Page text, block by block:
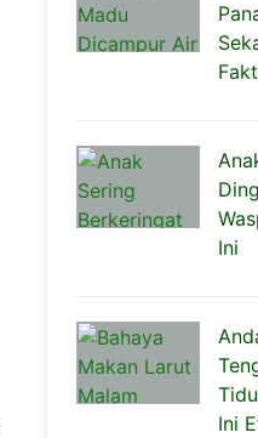
Ini
Ini